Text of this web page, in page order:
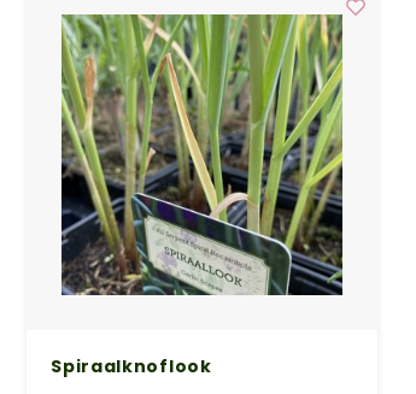
Spiraalknoflook